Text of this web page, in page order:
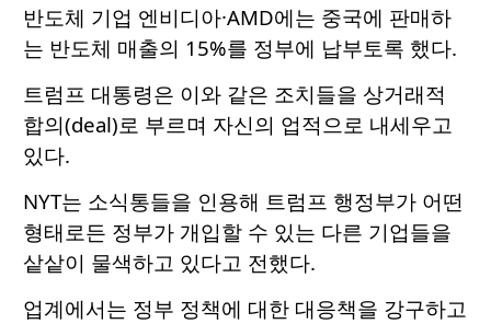
반도체 기업 엔비디아·AMD에는 중국에 판매하
는 반도체 매출의 15%를 정부에 납부토록 했다.
트럼프 대통령은 이와 같은 조치들을 상거래적
합의(deal)로 부르며 자신의 업적으로 내세우고
있다.
NYT는 소식통들을 인용해 트럼프 행정부가 어떤
형태로든 정부가 개입할 수 있는 다른 기업들을
샅샅이 물색하고 있다고 전했다.
업계에서는 정부 정책에 대한 대응책을 강구하고